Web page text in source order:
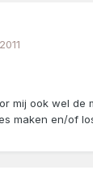
mij ook wel de
maken en/of